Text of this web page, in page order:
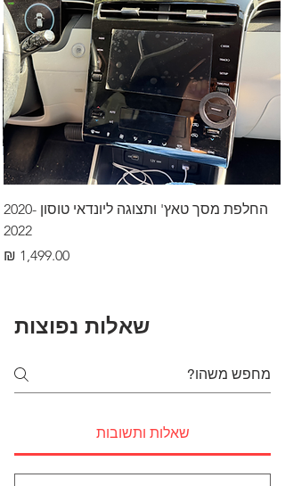
החלפת מסך טאץ' ותצוגה ליונדאי טוסון 2020-
2022
מחיר
שאלות נפוצות
שאלות ותשובות